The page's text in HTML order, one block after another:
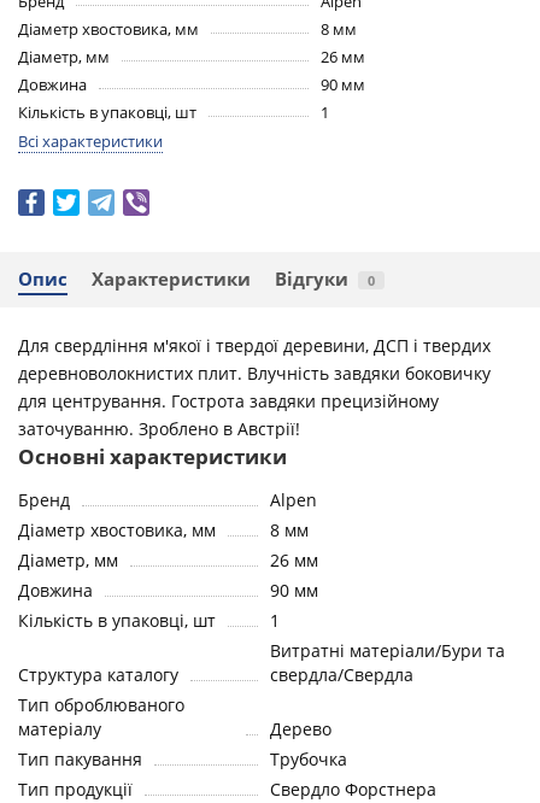
Діаметр хвостовика, мм
8 мм
Діаметр, мм
26 мм
Довжина
90 мм
Кількість в упаковці, шт
1
Всі характеристики
Опис Характеристики Відгуки 0
Для свердління м'якої і твердої деревини, ДСП і твердих
деревноволокнистих плит. Влучність завдяки боковичку
для центрування. Гострота завдяки прецизійному
заточуванню. Зроблено в Австрії!
Основні характеристики
Бренд
Alpen
Діаметр хвостовика, мм
8 мм
Діаметр, мм
26 мм
Довжина
90 мм
Кількість в упаковці, шт
1
Структура каталогу
Витратні матеріали/Бури та
свердла/Свердла
Тип оброблюваного
матеріалу
Дерево
Тип пакування
Трубочка
Тип продукції
Свердло Форстнера